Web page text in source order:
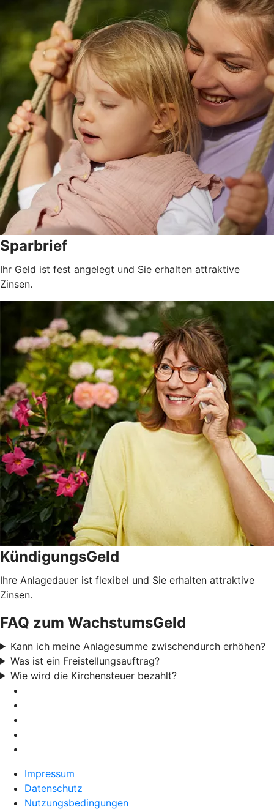
Sparbrief
Ihr Geld ist fest angelegt und Sie erhalten attraktive
Zinsen.
KündigungsGeld
Ihre Anlagedauer ist flexibel und Sie erhalten attraktive
Zinsen.
FAQ zum WachstumsGeld
Kann ich meine Anlagesumme zwischendurch erhöhen?
Was ist ein Freistellungsauftrag?
Wie wird die Kirchensteuer bezahlt?
Impressum
Datenschutz
Nutzungsbedingungen